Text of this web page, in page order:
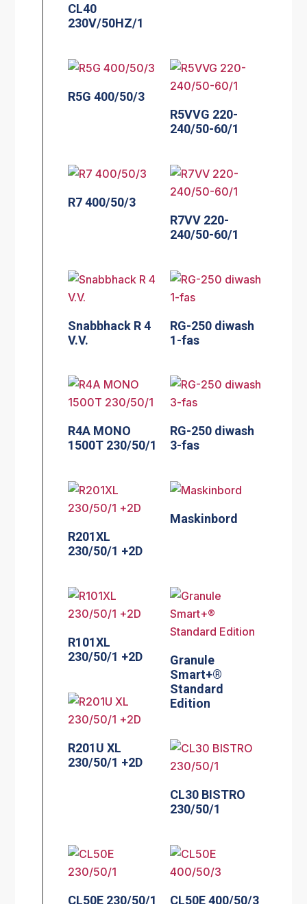
CL40
230V/50HZ/1
R5G 400/50/3
R5VVG 220-
240/50-60/1
R7 400/50/3
R7VV 220-
240/50-60/1
Snabbhack R 4
V.V.
RG-250 diwash
1-fas
R4A MONO
1500T 230/50/1
RG-250 diwash
3-fas
R201XL
230/50/1 +2D
Maskinbord
R101XL
230/50/1 +2D
Granule
Smart+®
Standard
Edition
R201U XL
230/50/1 +2D
CL30 BISTRO
230/50/1
CL50E 230/50/1 CL50E 400/50/3